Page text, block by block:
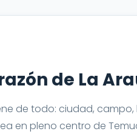
de La
de todo: ciudad,
en pleno centro de